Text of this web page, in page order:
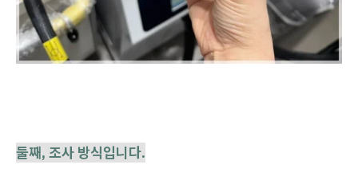
둘째, 조사 방식입니다.